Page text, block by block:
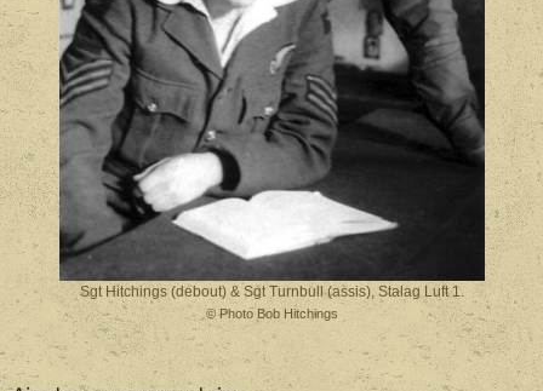
Sgt Hitchings (debout) & Sgt Turnbull (assis), Stalag Luft 1.
© Photo Bob Hitchings